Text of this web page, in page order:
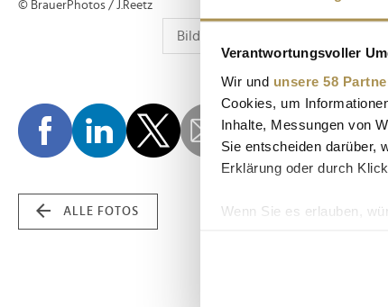
Verantwortungsvoller
Wir und unsere 58
Cookies, um
Inhalte, Messungen von
Sie entscheiden darüber,
Erklärung oder durch
Wenn Sie es erlauben,
Erfahren Sie mehr
© BrauerPhotos / J.Reetz
ALLE FOTOS